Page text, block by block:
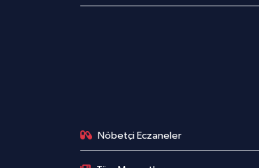
Nöbetçi Eczaneler